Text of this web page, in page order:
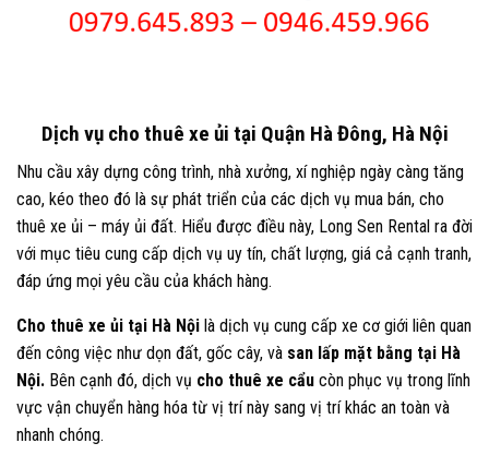
Dịch vụ cho thuê xe ủi tại Quận Hà Đông, Hà Nội
Nhu cầu xây dựng công trình, nhà xưởng, xí nghiệp ngày càng tăng
cao, kéo theo đó là sự phát triển của các dịch vụ mua bán, cho
thuê xe ủi – máy ủi đất. Hiểu được điều này, Long Sen Rental ra đời
với mục tiêu cung cấp dịch vụ uy tín, chất lượng, giá cả cạnh tranh,
đáp ứng mọi yêu cầu của khách hàng.
Cho thuê xe ủi tại Hà Nội là dịch vụ cung cấp xe cơ giới liên quan
đến công việc như dọn đất, gốc cây, và san lấp mặt bằng tại Hà
Nội. Bên cạnh đó, dịch vụ cho thuê xe cẩu còn phục vụ trong lĩnh
vực vận chuyển hàng hóa từ vị trí này sang vị trí khác an toàn và
nhanh chóng.